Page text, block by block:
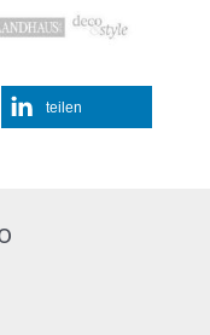
teilen